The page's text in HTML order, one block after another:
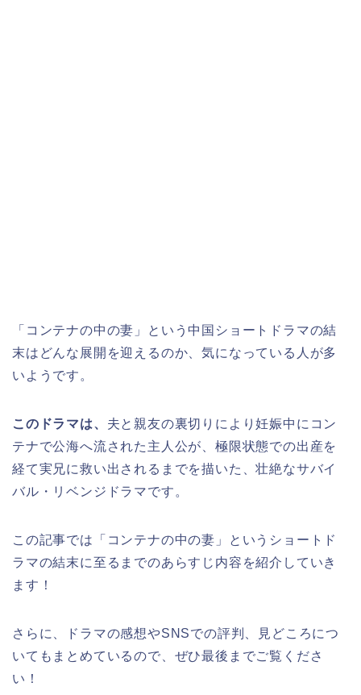
「コンテナの中の妻」という中国ショートドラマの結
末はどんな展開を迎えるのか、気になっている人が多
いようです。
このドラマは、 夫と親友の裏切りにより妊娠中にコン
テナで公海へ流された主人公が、極限状態での出産を
経て実兄に救い出されるまでを描いた、壮絶なサバイ
バル・リベンジドラマです。
この記事では「コンテナの中の妻」 と いうショートド
ラマの結末に至るまでのあらすじ内容を紹介していき
ます！
さらに、ドラマの感想やSNSでの評判、見どころにつ
いてもまとめているので、ぜひ最後までご覧くださ
い！